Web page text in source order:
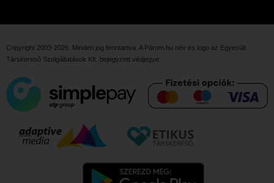
Copyright 2003-2026. Minden jog fenntartva. A Párom.hu név és logo az Egyesült
Társkereső Szolgáltatások Kft.
bejegyzett védjegye.